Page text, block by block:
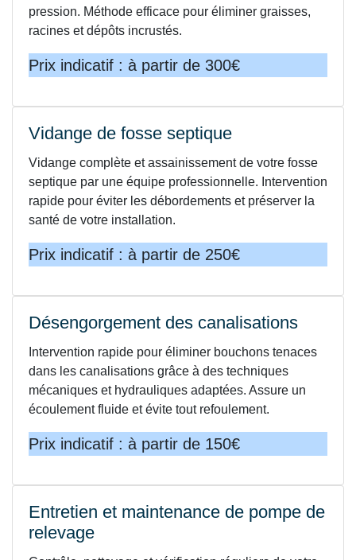
pression. Méthode efficace pour éliminer graisses,
racines et dépôts incrustés.
Prix indicatif : à partir de 300€
Vidange de fosse septique
Vidange complète et assainissement de votre fosse
septique par une équipe professionnelle. Intervention
rapide pour éviter les débordements et préserver la
santé de votre installation.
Prix indicatif : à partir de 250€
Désengorgement des canalisations
Intervention rapide pour éliminer bouchons tenaces
dans les canalisations grâce à des techniques
mécaniques et hydrauliques adaptées. Assure un
écoulement fluide et évite tout refoulement.
Prix indicatif : à partir de 150€
Entretien et maintenance de pompe de
relevage